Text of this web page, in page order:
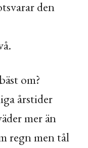
den
om?
årstider
mer än
regn men tål